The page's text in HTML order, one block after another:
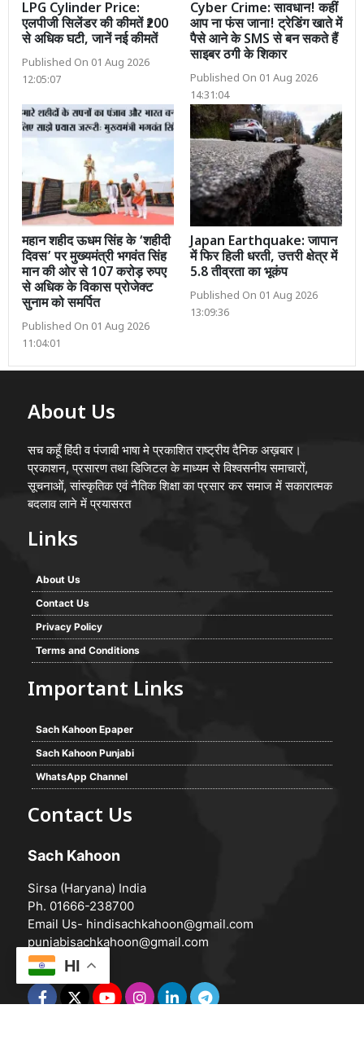
LPG Cylinder Price:
एलपीजी सिलेंडर की कीमतें ₹200
से अधिक घटी, जानें नई कीमतें
Published On 01 Aug 2026
12:05:07
Cyber Crime: सावधान! कहीं
आप ना फंस जाना! ट्रेडिंग खाते में
पैसे आने के SMS से बन सकते हैं
साइबर ठगी के शिकार
Published On 01 Aug 2026
14:31:04
महान शहीद ऊधम सिंह के ‘शहीदी
दिवस’ पर मुख्यमंत्री भगवंत सिंह
मान की ओर से 107 करोड़ रुपए
से अधिक के विकास प्रोजेक्ट
सुनाम को समर्पित
Published On 01 Aug 2026
11:04:01
Japan Earthquake: जापान
में फिर हिली धरती, उत्तरी क्षेत्र में
5.8 तीव्रता का भूकंप
Published On 01 Aug 2026
13:09:36
About Us
सच कहूँ हिंदी व पंजाबी भाषा मे प्रकाशित राष्ट्रीय दैनिक अख़बार।
प्रकाशन, प्रसारण तथा डिजिटल के माध्यम से विश्वसनीय समाचारों,
सूचनाओं, सांस्कृतिक एवं नैतिक शिक्षा का प्रसार कर समाज में सकारात्मक
बदलाव लाने में प्रयासरत
Links
About Us
Contact Us
Privacy Policy
Terms and Conditions
Important Links
Sach Kahoon Epaper
Sach Kahoon Punjabi
WhatsApp Channel
Contact Us
Sach Kahoon
Sirsa (Haryana) India
Ph. 01666-238700
Email Us- hindisachkahoon@gmail.com
punjabisachkahoon@gmail.com
HI